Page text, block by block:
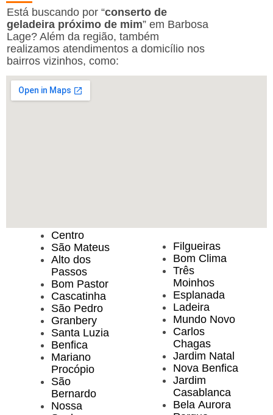
Está buscando por “conserto de
geladeira próximo de mim” em Barbosa
Lage? Além da região, também
realizamos atendimentos a domicílio nos
bairros vizinhos, como:
Centro
São Mateus
Alto dos
Passos
Bom Pastor
Cascatinha
São Pedro
Granbery
Santa Luzia
Benfica
Mariano
Procópio
São
Bernardo
Nossa
Filgueiras
Bom Clima
Três
Moinhos
Esplanada
Ladeira
Mundo Novo
Carlos
Chagas
Jardim Natal
Nova Benfica
Jardim
Casablanca
Bela Aurora